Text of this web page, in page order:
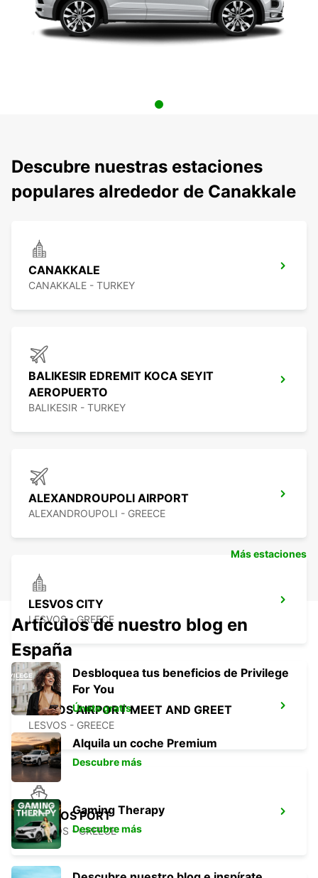
Descubre nuestras estaciones
populares alrededor de Canakkale
CANAKKALE
CANAKKALE - TURKEY
BALIKESIR EDREMIT KOCA SEYIT
AEROPUERTO
BALIKESIR - TURKEY
ALEXANDROUPOLI AIRPORT
ALEXANDROUPOLI - GREECE
LESVOS CITY
LESVOS - GREECE
LESVOS AIRPORT MEET AND GREET
LESVOS - GREECE
THASOS PORT
THASOS - GREECE
Más estaciones
Artículos de nuestro blog en
España
Desbloquea tus beneficios de Privilege
For You
Únete gratis
Alquila un coche Premium
Descubre más
Gaming Therapy
Descubre más